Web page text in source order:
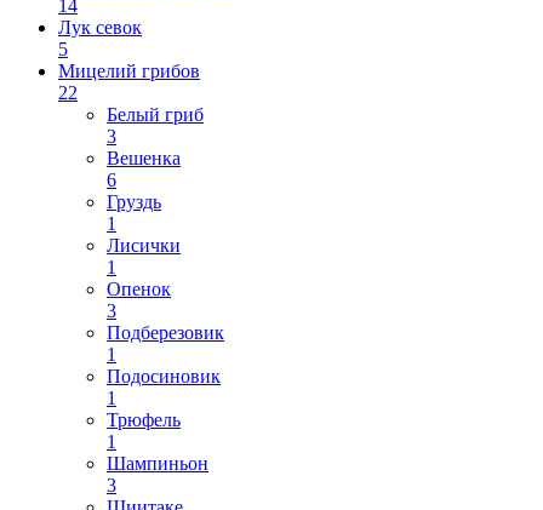
14
Лук севок
5
Мицелий грибов
22
Белый гриб
3
Вешенка
6
Груздь
1
Лисички
1
Опенок
3
Подберезовик
1
Подосиновик
1
Трюфель
1
Шампиньон
3